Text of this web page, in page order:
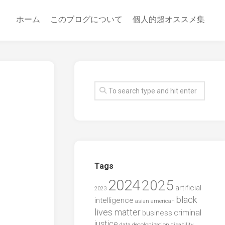
ホーム このブログについて 個人的超オススメ集
Tags
2023 20242025 artificial
intelligence asian american black
lives matter business criminal